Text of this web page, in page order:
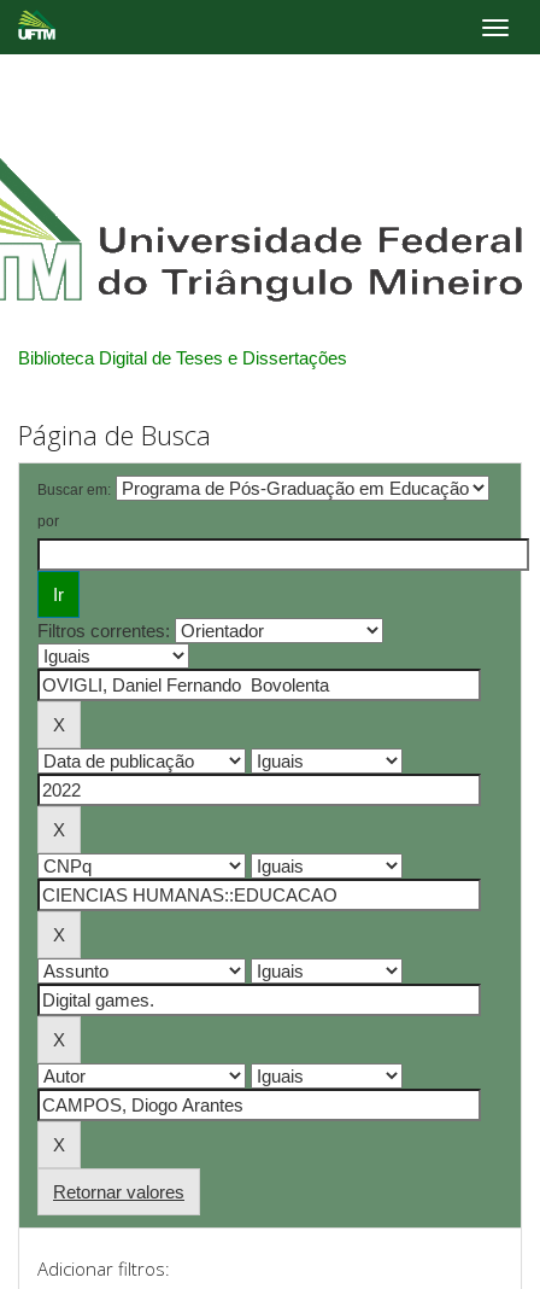
Biblioteca Digital de Teses e Dissertações
Página de Busca
Buscar em:
por
Filtros correntes:
Retornar valores
Adicionar filtros: